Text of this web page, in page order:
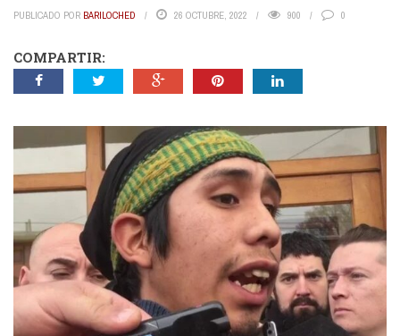
PUBLICADO POR BARILOCHED 26 OCTUBRE, 2022 900 0
COMPARTIR: